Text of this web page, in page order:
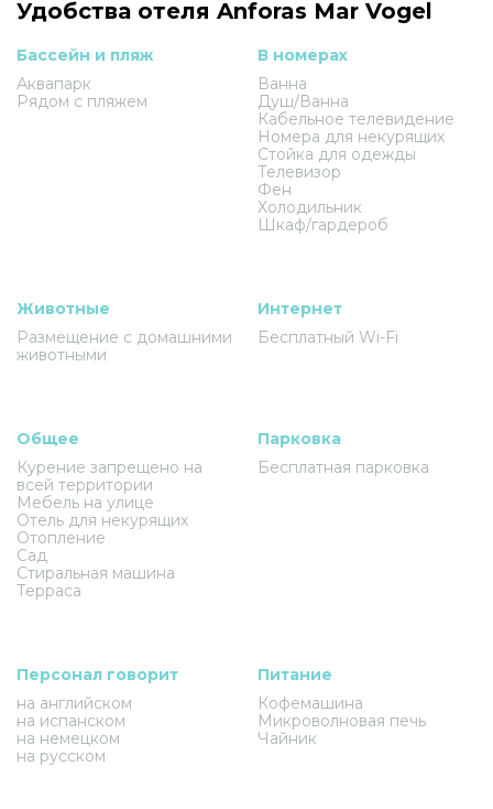
Удобства отеля Anforas Mar Vogel
Бассейн и пляж
Аквапарк
Рядом с пляжем
В номерах
Ванна
Душ/Ванна
Кабельное телевидение
Номера для некурящих
Стойка для одежды
Телевизор
Фен
Холодильник
Шкаф/гардероб
Животные
Размещение с домашними
животными
Интернет
Бесплатный Wi-Fi
Общее
Курение запрещено на
всей территории
Мебель на улице
Отель для некурящих
Отопление
Сад
Стиральная машина
Терраса
Парковка
Бесплатная парковка
Персонал говорит
на английском
на испанском
на немецком
на русском
Питание
Кофемашина
Микроволновая печь
Чайник